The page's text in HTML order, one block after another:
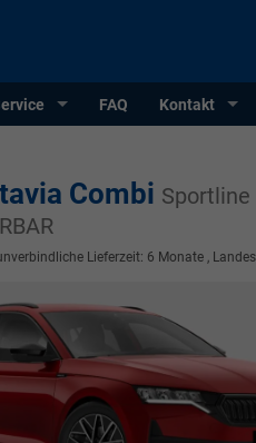
FAQ Kontakt
Combi Sportline
Lieferzeit: 6 Monate,